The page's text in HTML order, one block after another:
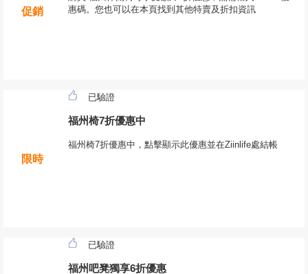
促銷
惠碼。您也可以在本頁找到其他特賣及折扣資訊
限時
已驗證
福州椅7折優惠中
福州椅7折優惠中，點擊顯示此優惠並在Ziinlife處結帳
已驗證
福州吧凳獨享6折優惠